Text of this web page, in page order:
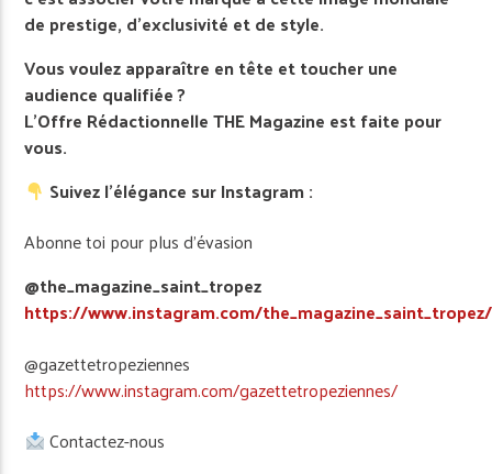
de prestige, d’exclusivité et de style.
Vous voulez apparaître en tête et toucher une
audience qualifiée ?
L’Offre Rédactionnelle THE Magazine est faite pour
vous.
Suivez l’élégance sur Instagram :
Abonne toi pour plus d’évasion
@the_magazine_saint_tropez
https://www.instagram.com/the_magazine_saint_tropez/
@gazettetropeziennes
https://www.instagram.com/gazettetropeziennes/
Contactez-nous